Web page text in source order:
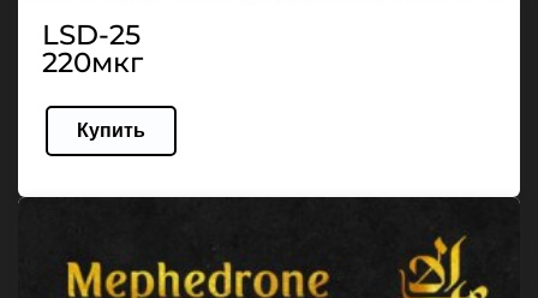
LSD-25
220мкг
Купить